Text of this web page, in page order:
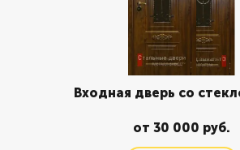
Входная дверь со
от 30 000 руб.